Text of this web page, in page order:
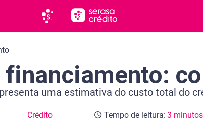
financiamento:
uma estimativa do custo total do
Crédito Tempo de leitura: 3 minutos